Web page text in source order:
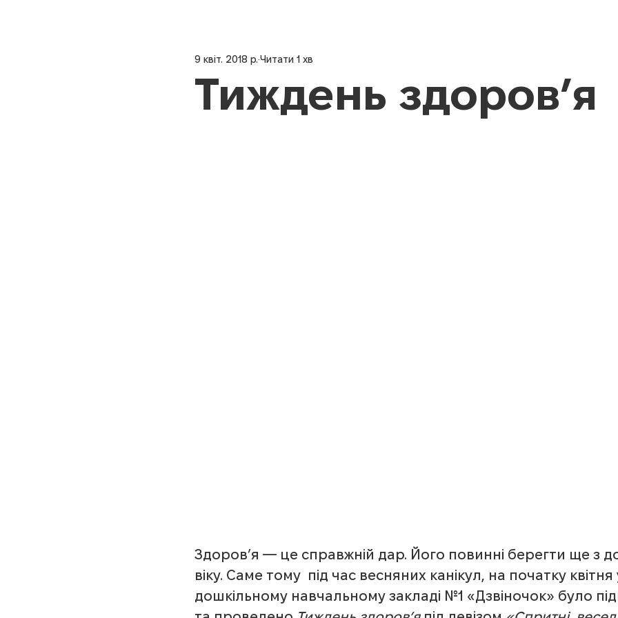
Тиждень здоров’я
9 квіт. 2018 р. Читати 1 хв
Здоров’я — це справжній дар. Його повинні берегти ще з
віку. Саме тому  під час весняних канікул, на початку квітня
дошкільному навчальному закладі №1 «Дзвіночок» було